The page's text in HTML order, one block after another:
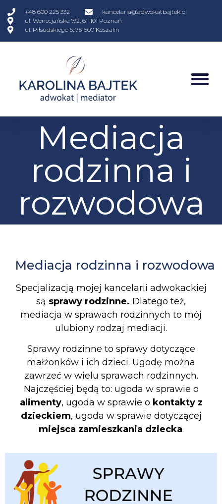
+48 600 225 332
kancelaria@adwokatbajtek.pl
ul. Wenecjańska 7/2, 61-101 Poznań
ul. Piłsudskiego 5, 75-500 Koszalin
Mediacja
rodzinna i
rozwodowa
Mediacja rodzinna i rozwodowa​
Specjalizacją mojej kancelarii adwokackiej
są sprawy rodzinne. Dlatego też,
mediacja w sprawach rodzinnych to mój
ulubiony rodzaj mediacji.
Sprawy rodzinne to sprawy dotyczące
małżonków i ich dzieci. Ugodę można
zawrzeć w wielu sprawach rodzinnych.
Najczęściej będą to: ugoda w sprawie o
alimenty, ugoda w sprawie o kontakty z
dzieckiem, ugoda w sprawie dotyczącej
miejsca zamieszkania dziecka.